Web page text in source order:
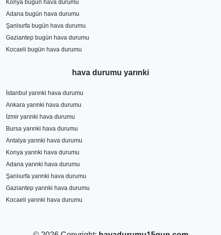
Konya bugün hava durumu
Adana bugün hava durumu
Şanlıurfa bugün hava durumu
Gaziantep bugün hava durumu
Kocaeli bugün hava durumu
hava durumu yarınki
İstanbul yarınki hava durumu
Ankara yarınki hava durumu
İzmir yarınki hava durumu
Bursa yarınki hava durumu
Antalya yarınki hava durumu
Konya yarınki hava durumu
Adana yarınki hava durumu
Şanlıurfa yarınki hava durumu
Gaziantep yarınki hava durumu
Kocaeli yarınki hava durumu